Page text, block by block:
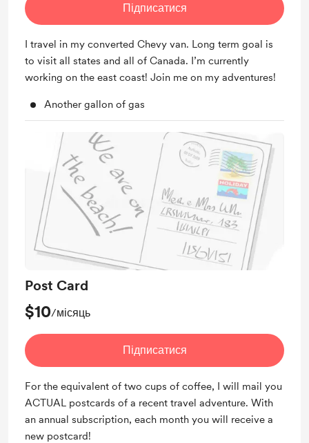
Підписатися
I travel in my converted Chevy van. Long term goal is
to visit all states and all of Canada. I’m currently
working on the east coast! Join me on my adventures!
Another gallon of gas
Post Card
$10/місяць
Підписатися
For the equivalent of two cups of coffee, I will mail you
ACTUAL postcards of a recent travel adventure. With
an annual subscription, each month you will receive a
new postcard!